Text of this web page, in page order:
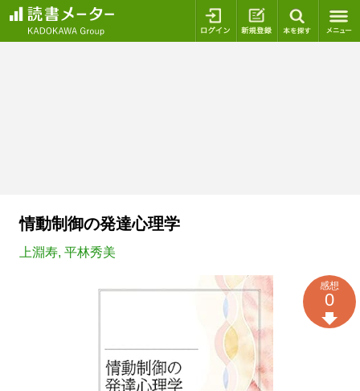
ログイン 新規登録
情動制御の発達心理学
上淵寿, 平林秀美
感想
0